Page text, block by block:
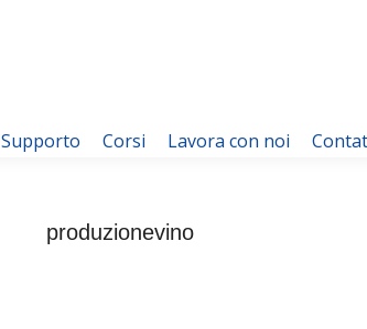
Supporto Corsi Lavora con noi
produzionevino